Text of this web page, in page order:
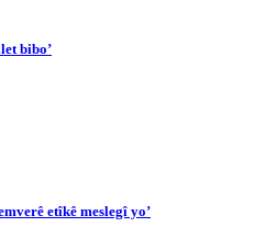
bibo’
etîkê meslegî yo’